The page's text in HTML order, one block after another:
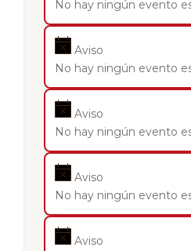
No hay ningún evento
Aviso
No hay ningún evento
Aviso
No hay ningún evento
Aviso
No hay ningún evento
Aviso